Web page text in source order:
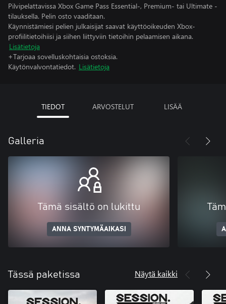
Pilvipelattavissa Xbox Game Pass Essential-, Premium- tai Ultimate -
tilauksella. Pelin osto vaaditaan.
Käynnistämiesi pelien julkaisijat saavat käyttöoikeuden Xbox-
profiilitietoihiisi ja siihen liittyviin tietoihin pelaamisen aikana.
Lisätietoja
+Tarjoaa sovelluskohtaisia ostoksia.
Käytönvalvontatiedot. Lisätietoja
TIEDOT ARVOSTELUT LISÄÄ
Galleria
Tämä sisältö on lukittu
ANNA SYNTYMÄAIKASI
Tässä paketissa Näytä kaikki